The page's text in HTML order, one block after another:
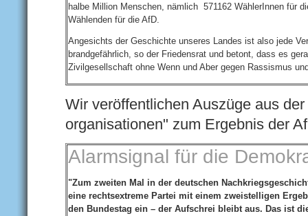
halbe Million Menschen, nämlich 571162 WählerInnen für
Wählenden für die AfD.
Angesichts der Geschichte unseres Landes ist also jede
brandgefährlich, so der Friedensrat und betont, dass es
Zivilgesellschaft ohne Wenn und Aber gegen Rassismus
Wir veröffentlichen Auszüge aus
organisationen" zum Ergebnis der
Alarmsignal für die
"Zum zweiten Mal in der deutschen
eine rechtsextreme Partei mit einem zweistelligen
den Bundestag ein – der Aufschrei bleibt aus. Das ist